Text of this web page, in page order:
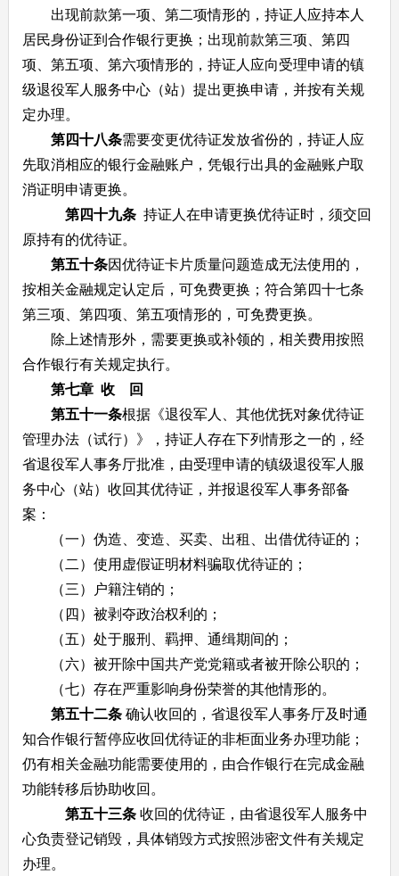
出现前款第一项、第二项情形的，持证人应持本人
居民身份证到合作银行更换；出现前款第三项、第四
项、第五项、第六项情形的，持证人应向受理申请的镇
级退役军人服务中心（站）提出更换申请，并按有关规
定办理。
第四十八条需要变更优待证发放省份的，持证人应
先取消相应的银行金融账户，凭银行出具的金融账户取
消证明申请更换。
第四十九条 持证人在申请更换优待证时，须交回
原持有的优待证。
第五十条因优待证卡片质量问题造成无法使用的，
按相关金融规定认定后，可免费更换；符合第四十七条
第三项、第四项、第五项情形的，可免费更换。
除上述情形外，需要更换或补领的，相关费用按照
合作银行有关规定执行。
第七章 收 回
第五十一条根据《退役军人、其他优抚对象优待证
管理办法（试行）》，持证人存在下列情形之一的，经
省退役军人事务厅批准，由受理申请的镇级退役军人服
务中心（站）收回其优待证，并报退役军人事务部备
案：
（一）伪造、变造、买卖、出租、出借优待证的；
（二）使用虚假证明材料骗取优待证的；
（三）户籍注销的；
（四）被剥夺政治权利的；
（五）处于服刑、羁押、通缉期间的；
（六）被开除中国共产党党籍或者被开除公职的；
（七）存在严重影响身份荣誉的其他情形的。
第五十二条确认收回的，省退役军人事务厅及时通
知合作银行暂停应收回优待证的非柜面业务办理功能；
仍有相关金融功能需要使用的，由合作银行在完成金融
功能转移后协助收回。
第五十三条收回的优待证，由省退役军人服务中
心负责登记销毁，具体销毁方式按照涉密文件有关规定
办理。